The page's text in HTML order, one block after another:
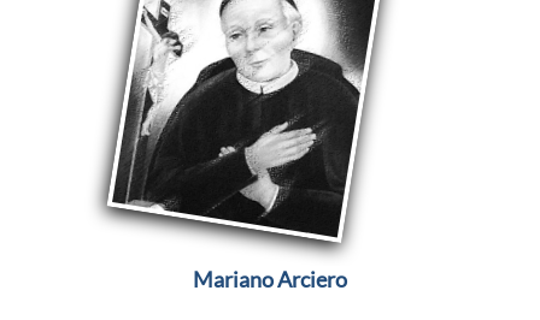
Mariano Arciero